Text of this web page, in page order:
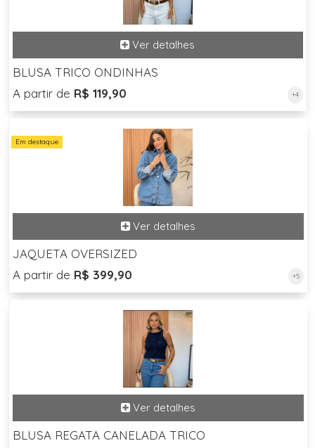
BLUSA TRICO ONDINHAS
A partir de R$ 119,90 +4
Em destaque
JAQUETA OVERSIZED
A partir de R$ 399,90 +5
BLUSA REGATA CANELADA TRICO